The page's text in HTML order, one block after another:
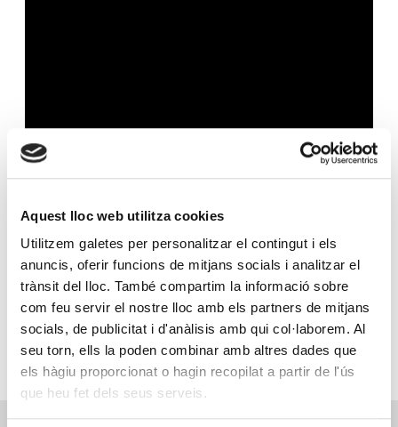
Aquest lloc web utilitza cookies
Utilitzem galetes per personalitzar el contingut i els
anuncis, oferir funcions de mitjans socials i analitzar el
trànsit del lloc. També compartim la informació sobre
com feu servir el nostre lloc amb els partners de mitjans
socials, de publicitat i d'anàlisis amb qui col·laborem. Al
seu torn, ells la poden combinar amb altres dades que
els hàgiu proporcionat o hagin recopilat a partir de l'ús
que heu fet dels seus serveis.
Andorra de Creand Crèdit Andorrà, reflexiona al
programa SER Empresaris de la cadena SER Andorra
sobre el relleu generacional en la banca privada.
Destaca que «el relleu generacional vol immediatesa,
però a més i molt important, vol que la gestió
patrimonial no els consumeixi una part important del
seu temps».